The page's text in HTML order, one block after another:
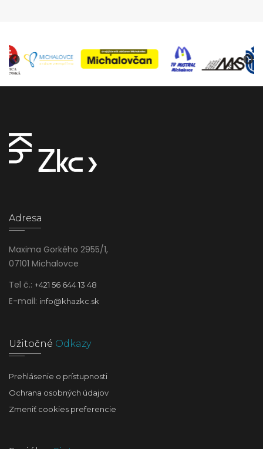
Adresa
Maxima Gorkého 2955/1,
07101 Michalovce
Tel č.: +421 56 644 13 48
E-mail: info@khazkc.sk
Užitočné Odkazy
Prehlásenie o prístupnosti
Ochrana osobných údajov
Zmeniť cookies preferencie